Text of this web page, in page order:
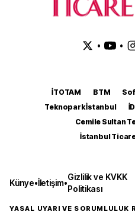
• •
İTOTAM BTM
Teknopark İstanbul
Cemile Sultan
İstanbul
Künye•İletişim•
Gizlilik ve KVKK
Politikası
YASAL UYARI VE SORUMLULUK